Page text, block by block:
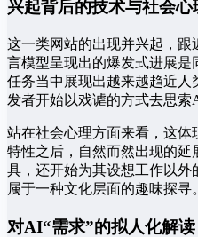
兴起背后的技术与社会心
这一类网站的出现并兴起，
言模型呈现出的爆发式进展
任务当中展现出越来越趋近
发者开始以戏谑的方式去思索
站在社会心理方面来看，这
特性之后，自然而然出现的
具，还开始为其设想工作以外
属于一种文化层面的趣味探寻。
对AI“需求”的拟人化解读